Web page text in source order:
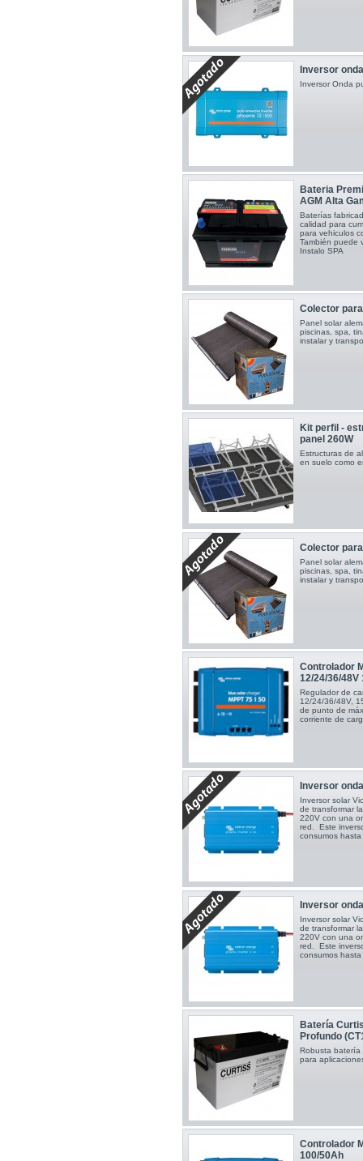
Inversor
Inversor Onda
Bateria
AGM Alta
Baterías
calidad para
para vehiculos
También puede
Instalo SPA
Colector
Panel solar
piscinas, spa,
instalar y
Kit perfil -
panel 260W
Estructuras de
en suelo como
Colector
Panel solar
piscinas, spa,
instalar y
Controlador
12/24/36/48V
Regulador de
12/24/36/48V,
de punto de
corriente de
Inversor
Inversor solar
de transformar
220V con una
red. Este
consumos
Inversor
Inversor solar
de transformar
220V con una
red. Este
consumos
Batería
Profundo
Robusta batería
para
Controlador
100/50Ah